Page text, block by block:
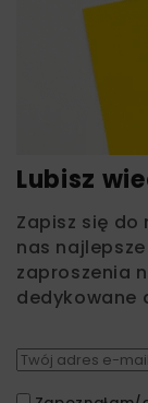
Lubisz
Zapisz się
nas
zaproszenia
dedykowane